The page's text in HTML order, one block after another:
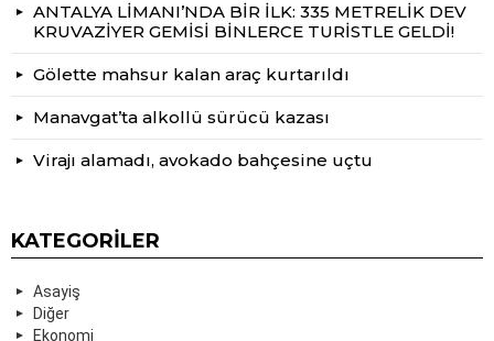
ANTALYA LİMANI’NDA BİR İLK: 335 METRELİK DEV
KRUVAZİYER GEMİSİ BİNLERCE TURİSTLE GELDİ!
Gölette mahsur kalan araç kurtarıldı
Manavgat’ta alkollü sürücü kazası
Virajı alamadı, avokado bahçesine uçtu
KATEGORILER
Asayiş
Diğer
Ekonomi